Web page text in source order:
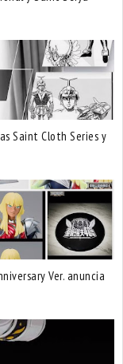
Saint Cloth Series y
Ver. anuncia